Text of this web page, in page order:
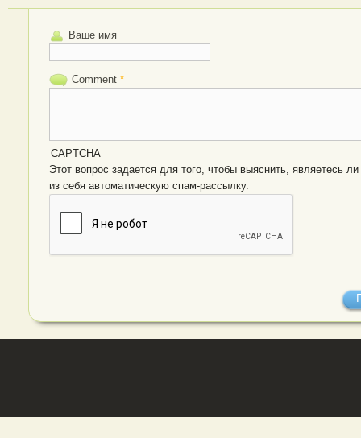
Ваше имя
Comment *
CAPTCHA
Этот вопрос задается для того, чтобы выяснить, являетесь ли Вы человеком или
из себя автоматическую спам-рассылку.